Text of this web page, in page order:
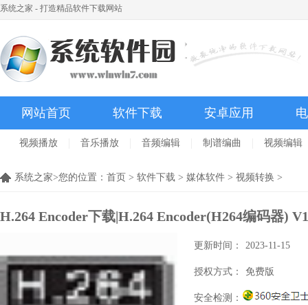
系统之家 - 打造精品软件下载网站
网站首页 软件下载 安卓应用
视频播放 音乐播放 音频编辑 制谱编曲 视频编辑
系统之家>您的位置： 首页 > 软件下载 > 媒体软件 > 视频转换 >
H.264 Encoder下载|H.264 Encoder(H264编码器)
更新时间： 2023-11-15
授权方式： 免费版
安全检测：